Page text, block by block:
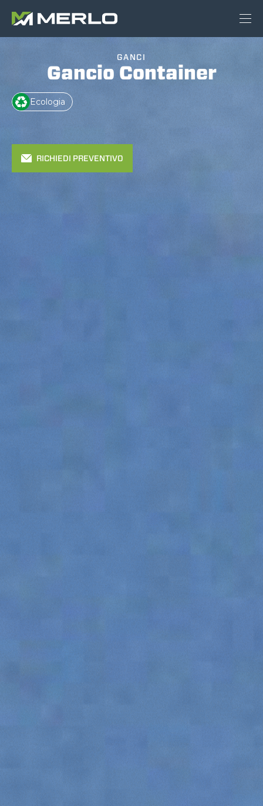
GANCI
Gancio Container
Ecologia
RICHIEDI PREVENTIVO